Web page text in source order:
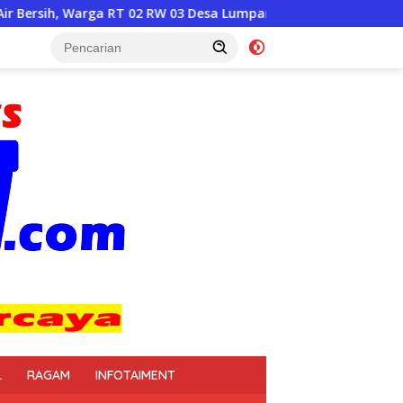
Desa Lumpang Sampaikan Apresiasi
RAGAM INFOTAIMENT